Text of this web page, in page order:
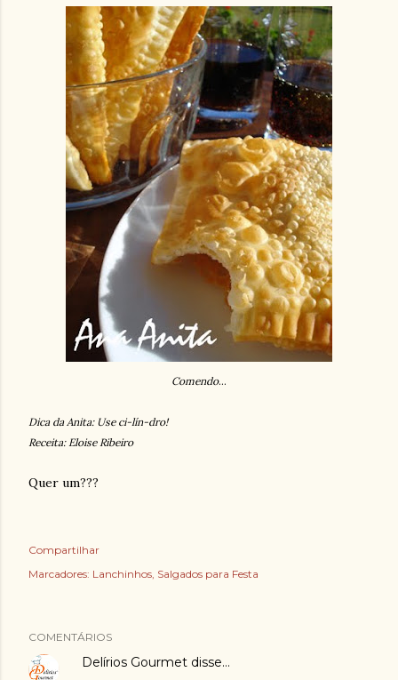
Comendo...
Dica da Anita: Use ci-lín-dro!
Receita: Eloise Ribeiro
Quer um???
Compartilhar
Marcadores: Lanchinhos Salgados para Festa
COMENTÁRIOS
Delírios Gourmet disse…